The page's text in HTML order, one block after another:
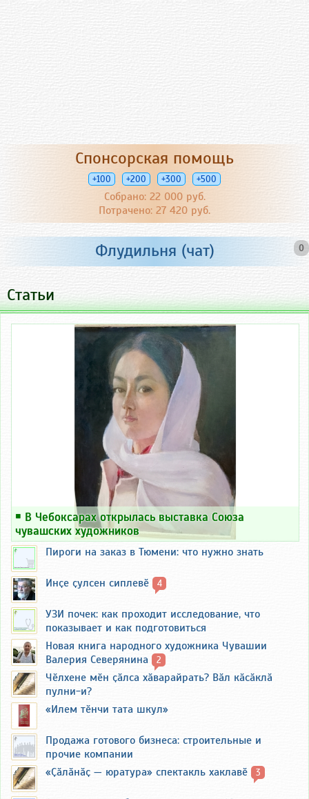
Спонсорская помощь
+100 +200 +300 +500
Собрано: 22 000 руб.
Потрачено: 27 420 руб.
0
Флудильня (чат)
Статьи
￭ В Чебоксарах открылась выставка Союза
чувашских художников
Пироги на заказ в Тюмени: что нужно знать
Инҫе ҫулсен сиплевӗ 4
УЗИ почек: как проходит исследование, что
показывает и как подготовиться
Новая книга народного художника Чувашии
Валерия Северянина
2
Чӗлхене мӗн ҫӑлса хӑварайрать? Вӑл кӑсӑклӑ
пулни-и?
«Илем тӗнчи тата шкул»
Продажа готового бизнеса: строительные и
прочие компании
«Ҫӑлӑнӑҫ — юратура» спектакль хаклавӗ
3